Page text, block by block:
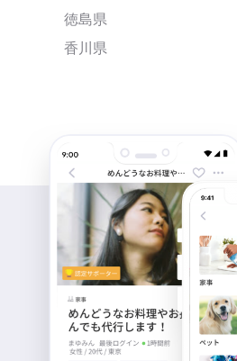
徳島県
香川県